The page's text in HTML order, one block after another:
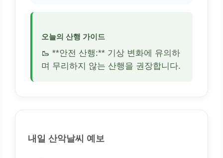
오늘의 산행 가이드
🥾 **안전 산행:** 기상 변화에 유의하
며 무리하지 않는 산행을 권장합니다.
내일 산악날씨 예보